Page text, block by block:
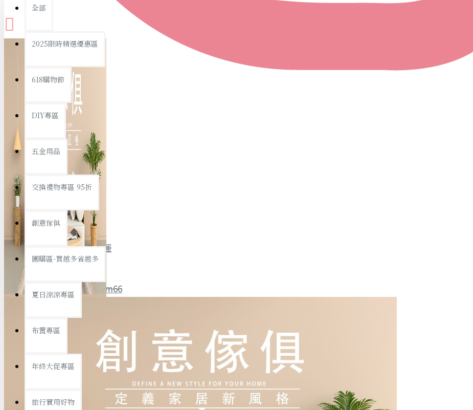
全館限時滿799免運
聯絡我們 ID : @ym66
優惠活動 最新活動
書寫用品
衛浴用品
個人衛浴用品
浴室置物/收納
旅行收納
汽機車用品
查看更多
全部
2025限時精選優惠區
618購物節
DIY專區
五金用品
交換禮物專區 95折
創意傢俱
團購區-買越多省越多
夏日涼涼專區
布置專區
年終大促專區
旅行實用好物